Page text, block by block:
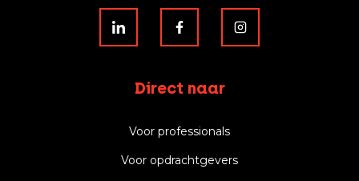
Direct naar
Voor professionals
Voor opdrachtgevers